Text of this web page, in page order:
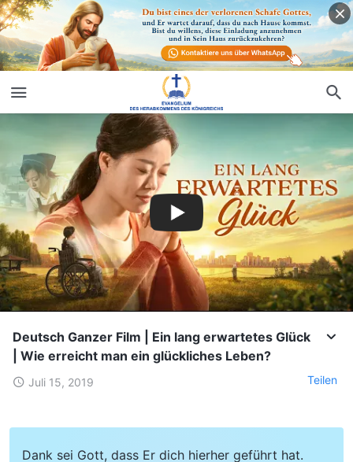
Deutsch Ganzer Film | Ein lang erwartetes Glück
| Wie erreicht man ein glückliches Leben?
Juli 15, 2019 Teilen
Dank sei Gott, dass Er dich hierher geführt hat.